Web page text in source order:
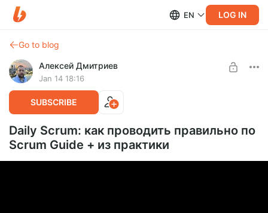
EN LOG IN
Go to blog
Алексей Дмитриев
Jan 14 18:16
SUBSCRIBE
Daily Scrum: как проводить правильно по
Scrum Guide + из практики